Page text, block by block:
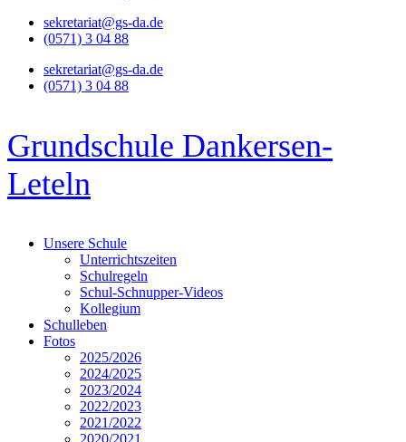
sekretariat@gs-da.de
(0571) 3 04 88
sekretariat@gs-da.de
(0571) 3 04 88
Grundschule Dankersen-
Leteln
Unsere Schule
Unterrichtszeiten
Schulregeln
Schul-Schnupper-Videos
Kollegium
Schulleben
Fotos
2025/2026
2024/2025
2023/2024
2022/2023
2021/2022
2020/2021